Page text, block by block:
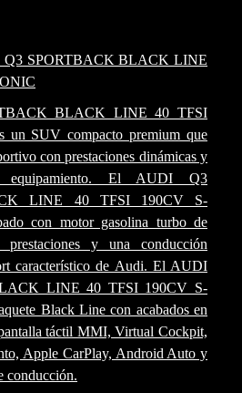
SPORTBACK BLACK LINE
BLACK LINE 40 TFSI
un SUV compacto premium que
con prestaciones dinámicas y
El AUDI Q3
LINE 40 TFSI 190CV S-
con motor gasolina turbo de
prestaciones y una conducción
característico de Audi. El AUDI
LINE 40 TFSI 190CV S-
Black Line con acabados en
táctil MMI, Virtual Cockpit,
Apple CarPlay, Android Auto y
conducción.